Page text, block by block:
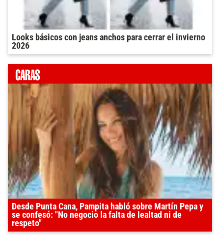
Looks básicos con jeans anchos para cerrar el invierno
2026
Desde Punta Cana, Pampita habló sobre Martín Pepa y
se confesó: "No negocio la falta de lealtad ni de
respeto"